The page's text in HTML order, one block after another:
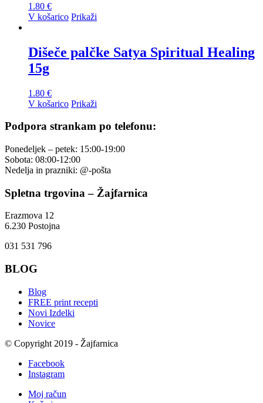
1.80 €
V košarico Prikaži
Dišeče palčke Satya Spiritual Healing
15g
1.80 €
V košarico Prikaži
Podpora strankam po telefonu:
Ponedeljek – petek: 15:00-19:00
Sobota: 08:00-12:00
Nedelja in prazniki: @-pošta
Spletna trgovina – Žajfarnica
Erazmova 12
6.230 Postojna
031 531 796
BLOG
Blog
FREE print recepti
Novi Izdelki
Novice
© Copyright 2019 - Žajfarnica
Facebook
Instagram
Moj račun